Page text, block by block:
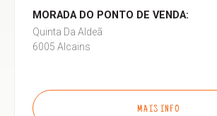
MORADA DO PONTO DE VENDA:
Quinta Da Aldeã
6005 Alcains
MAIS INFO